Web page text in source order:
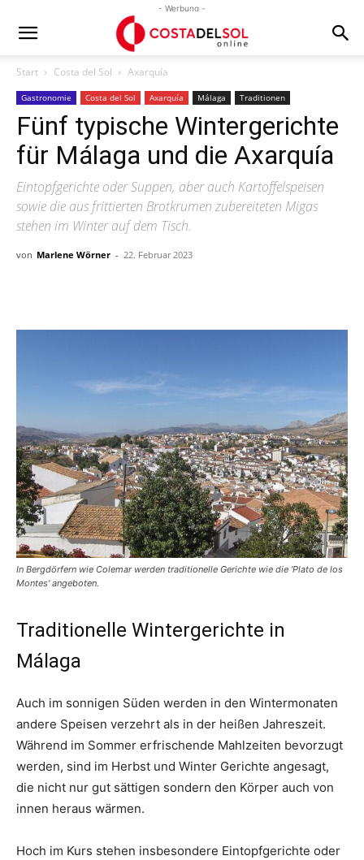
- Werbung -
Start Costa del Sol Axarquía
Gastronomie Costa del Sol Axarquía Málaga Traditionen
Fünf typische Wintergerichte
für Málaga und die Axarquía
Eintopfgerichte oder Suppen, aber auch Kartoffelspeisen
sowie die aus frittierten Brotkrumen zubereiteten Migas
stehen im Winter auf dem Tisch.
von Marlene Wörner - 22. Februar 2023
In Bergdörfern wie Colemar werden traditionelle Gerichte wie die 'Plato de los
Montes' angeboten.
Traditionelle Wintergerichte in
Málaga
Auch im sonnigen Süden werden in den Wintermonaten
andere Speisen verzehrt als in der heißen Jahreszeit.
Während im Sommer erfrischende Mahlzeiten bevorzugt
werden, sind im Herbst und Winter Gerichte angesagt,
die nicht nur gut sättigen sondern den Körper auch von
innen heraus wärmen.
Hoch im Kurs stehen insbesondere Eintopfgerichte oder